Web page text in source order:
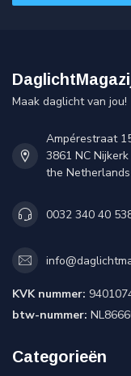
Maak daglicht van jou!
Ampérestraat
3861 NC Nijkerk
the Netherlands
0032 340 40
KVK nummer:
btw-nummer:
Categorieën